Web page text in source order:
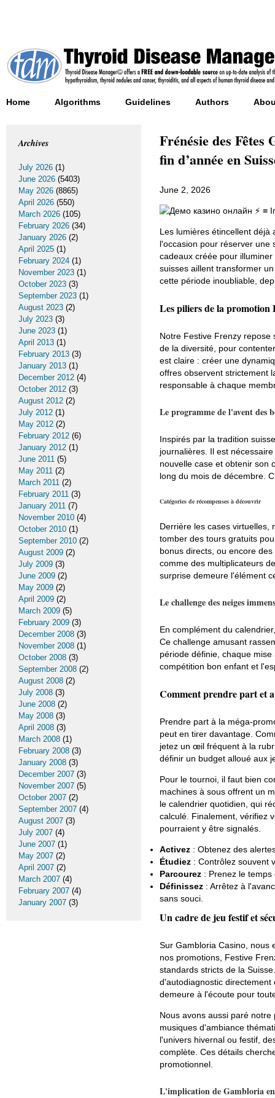
Home Algorithms Guidelines Authors
Frénésie des
fin d’année en
June 2, 2026
Les lumières étincellent déjà
l'occasion pour réserver une
cadeaux créée pour
suisses aillent transformer
cette période inoubliable,
Les piliers de la promotion
Notre Festive Frenzy
de la diversité, pour
est claire : créer une
offres observent strictement
responsable à chaque
Le programme de l'avent des
Inspirés par la tradition
journalières. Il est
nouvelle case et obtenir son
long du mois de décembre.
Catégories de récompenses à découvrir
Derrière les cases virtuelles,
tomber des tours gratuits
bonus directs, ou encore
comme des multiplicateurs
surprise demeure l'élément
Le challenge des neiges
En complément du
Ce challenge amusant
période définie, chaque
compétition bon enfant et
Comment prendre part et
Prendre part à la méga-
peut en tirer davantage.
jetez un œil fréquent à la
définir un budget alloué aux
Pour le tournoi, il faut bien
machines à sous offrent un
le calendrier quotidien, qui
calculé. Finalement, vérifiez
pourraient y être signalés.
Activez : Obtenez des
Étudiez : Contrôlez souvent
Parcourez : Prenez le
Définissez : Arrêtez à
sans souci.
Un cadre de jeu festif et
Sur Gambloria Casino, nous
nos promotions, Festive
standards stricts de la
d'autodiagnostic
demeure à l'écoute pour
Nous avons aussi paré
musiques d'ambiance
l'univers hivernal ou festif,
complète. Ces détails
promotionnel.
L'implication de Gambloria
Archives
July 2026 (1)
June 2026 (5403)
May 2026 (8865)
April 2026 (550)
March 2026 (105)
February 2026 (34)
January 2026 (2)
April 2025 (1)
February 2024 (1)
November 2023 (1)
October 2023 (3)
September 2023 (1)
August 2023 (2)
July 2023 (3)
June 2023 (1)
April 2013 (1)
February 2013 (3)
January 2013 (1)
December 2012 (4)
October 2012 (3)
August 2012 (2)
July 2012 (1)
May 2012 (2)
February 2012 (6)
January 2012 (1)
June 2011 (5)
May 2011 (2)
March 2011 (2)
February 2011 (3)
January 2011 (7)
November 2010 (4)
October 2010 (1)
September 2010 (2)
August 2009 (2)
July 2009 (3)
June 2009 (2)
May 2009 (2)
April 2009 (2)
March 2009 (5)
February 2009 (3)
December 2008 (3)
November 2008 (1)
October 2008 (3)
September 2008 (2)
August 2008 (2)
July 2008 (3)
June 2008 (2)
May 2008 (3)
April 2008 (3)
March 2008 (1)
February 2008 (3)
January 2008 (3)
December 2007 (3)
November 2007 (5)
October 2007 (2)
September 2007 (4)
August 2007 (3)
July 2007 (4)
June 2007 (1)
May 2007 (2)
April 2007 (2)
March 2007 (4)
February 2007 (4)
January 2007 (3)